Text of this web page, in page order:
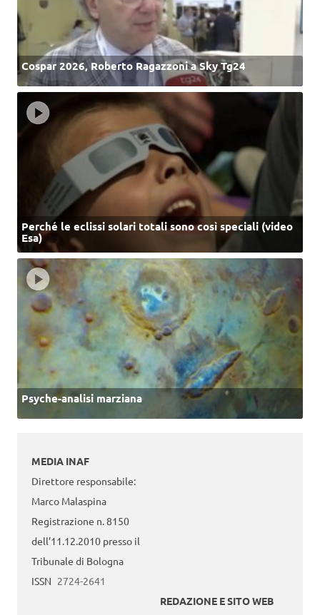
Cospar 2026, Roberto Ragazzoni a Sky Tg24
Perché le eclissi solari totali sono così speciali (video
Esa)
Psyche-analisi marziana
MEDIA INAF
Direttore responsabile:
Marco Malaspina
Registrazione n. 8150
dell’11.12.2010 presso il
Tribunale di Bologna
ISSN 2724-2641
REDAZIONE E SITO WEB